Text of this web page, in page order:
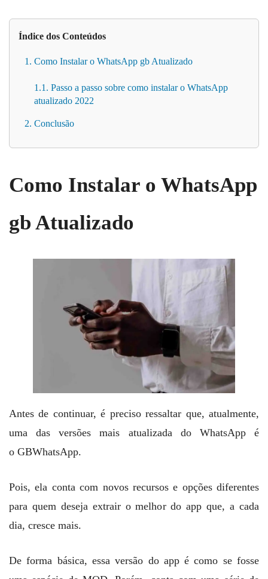
Índice dos Conteúdos
1. Como Instalar o WhatsApp gb Atualizado
1.1. Passo a passo sobre como instalar o WhatsApp
atualizado 2022
2. Conclusão
Como Instalar o WhatsApp
gb Atualizado
Antes de continuar, é preciso ressaltar que, atualmente,
uma das versões mais atualizada do WhatsApp é
o GBWhatsApp.
Pois, ela conta com novos recursos e opções diferentes
para quem deseja extrair o melhor do app que, a cada
dia, cresce mais.
De forma básica, essa versão do app é como se fosse